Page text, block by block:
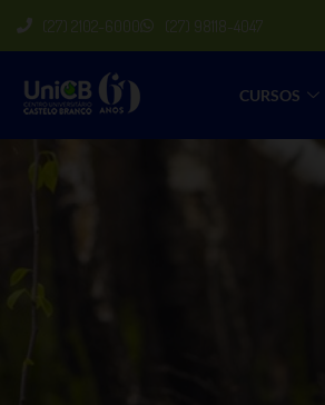
(27) 2102-6000 (27) 98118-4047
CURSOS